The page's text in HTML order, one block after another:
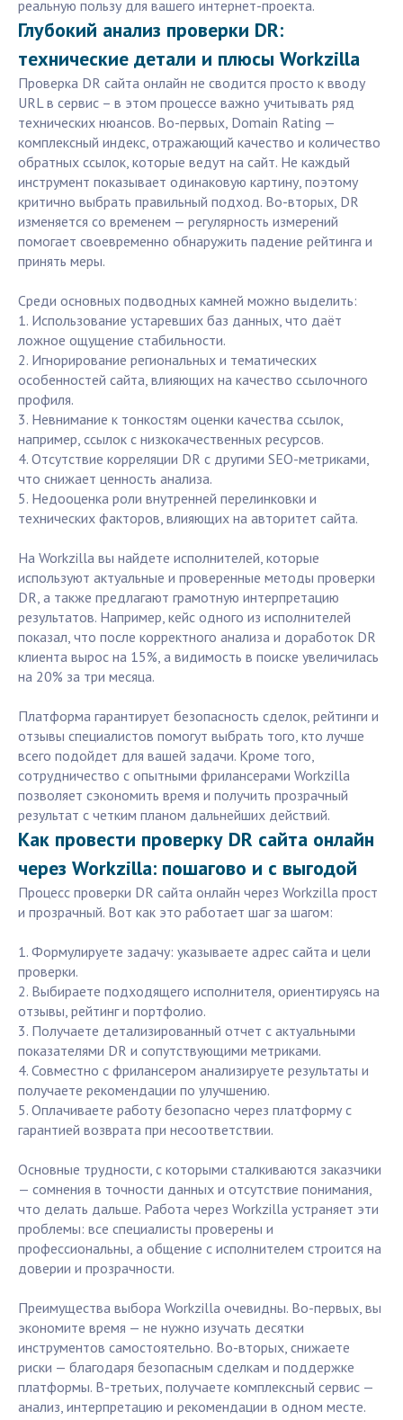
реальную пользу для вашего интернет-проекта.
Глубокий анализ проверки DR:
технические детали и плюсы Workzilla
Проверка DR сайта онлайн не сводится просто к вводу
URL в сервис – в этом процессе важно учитывать ряд
технических нюансов. Во-первых, Domain Rating —
комплексный индекс, отражающий качество и количество
обратных ссылок, которые ведут на сайт. Не каждый
инструмент показывает одинаковую картину, поэтому
критично выбрать правильный подход. Во-вторых, DR
изменяется со временем — регулярность измерений
помогает своевременно обнаружить падение рейтинга и
принять меры.
Среди основных подводных камней можно выделить:
1. Использование устаревших баз данных, что даёт
ложное ощущение стабильности.
2. Игнорирование региональных и тематических
особенностей сайта, влияющих на качество ссылочного
профиля.
3. Невнимание к тонкостям оценки качества ссылок,
например, ссылок с низкокачественных ресурсов.
4. Отсутствие корреляции DR с другими SEO-метриками,
что снижает ценность анализа.
5. Недооценка роли внутренней перелинковки и
технических факторов, влияющих на авторитет сайта.
На Workzilla вы найдете исполнителей, которые
используют актуальные и проверенные методы проверки
DR, а также предлагают грамотную интерпретацию
результатов. Например, кейс одного из исполнителей
показал, что после корректного анализа и доработок DR
клиента вырос на 15%, а видимость в поиске увеличилась
на 20% за три месяца.
Платформа гарантирует безопасность сделок, рейтинги и
отзывы специалистов помогут выбрать того, кто лучше
всего подойдет для вашей задачи. Кроме того,
сотрудничество с опытными фрилансерами Workzilla
позволяет сэкономить время и получить прозрачный
результат с четким планом дальнейших действий.
Как провести проверку DR сайта онлайн
через Workzilla: пошагово и с выгодой
Процесс проверки DR сайта онлайн через Workzilla прост
и прозрачный. Вот как это работает шаг за шагом:
1. Формулируете задачу: указываете адрес сайта и цели
проверки.
2. Выбираете подходящего исполнителя, ориентируясь на
отзывы, рейтинг и портфолио.
3. Получаете детализированный отчет с актуальными
показателями DR и сопутствующими метриками.
4. Совместно с фрилансером анализируете результаты и
получаете рекомендации по улучшению.
5. Оплачиваете работу безопасно через платформу с
гарантией возврата при несоответствии.
Основные трудности, с которыми сталкиваются заказчики
— сомнения в точности данных и отсутствие понимания,
что делать дальше. Работа через Workzilla устраняет эти
проблемы: все специалисты проверены и
профессиональны, а общение с исполнителем строится на
доверии и прозрачности.
Преимущества выбора Workzilla очевидны. Во-первых, вы
экономите время — не нужно изучать десятки
инструментов самостоятельно. Во-вторых, снижаете
риски — благодаря безопасным сделкам и поддержке
платформы. В-третьих, получаете комплексный сервис —
анализ, интерпретацию и рекомендации в одном месте.